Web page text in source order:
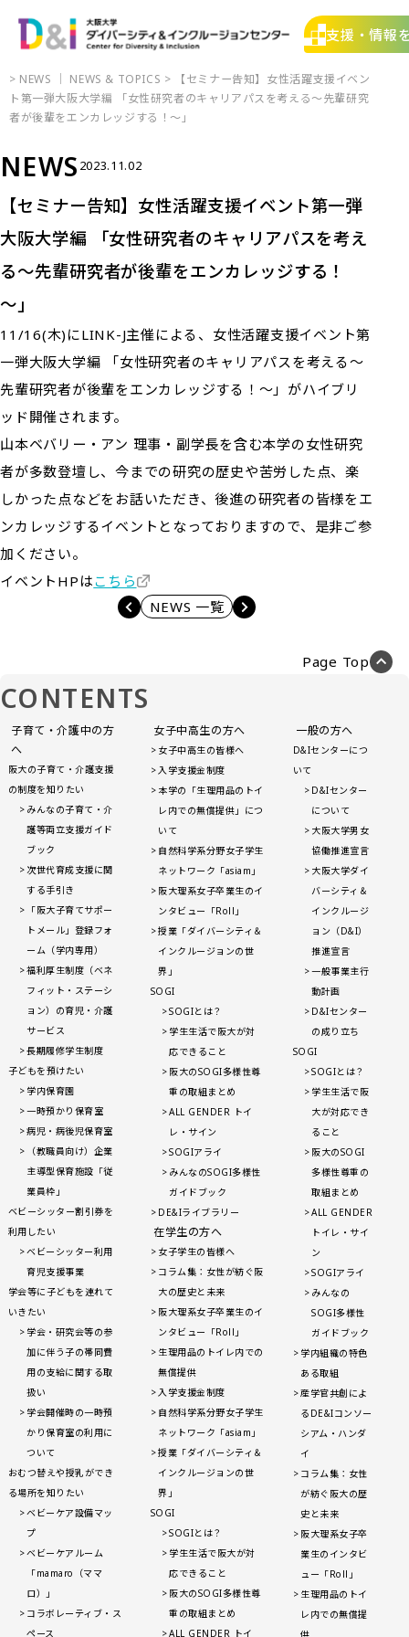
支援・情報
> NEWS NEWS & TOPICS > 【セミナー告知】女性活躍支援イベン
ト第一弾大阪大学編 「女性研究者のキャリアパスを考える～先輩研究
者が後輩をエンカレッジする！～」
NEWS 2023.11.02
【セミナー告知】女性活躍支援イベント第一弾
大阪大学編 「女性研究者のキャリアパスを考え
る～先輩研究者が後輩をエンカレッジする！
～」
11/16(木)にLINK-J主催による、女性活躍支援イベント第
一弾大阪大学編 「女性研究者のキャリアパスを考える～
先輩研究者が後輩をエンカレッジする！～」がハイブリ
ッド開催されます。
山本ベバリー・アン 理事・副学長を含む本学の女性研究
者が多数登壇し、今までの研究の歴史や苦労した点、楽
しかった点などをお話いただき、後進の研究者の皆様をエ
ンカレッジするイベントとなっておりますので、是非ご参
加ください。
イベントHPはこちら
NEWS 一覧
Page Top
CONTENTS
子育て・介護中の方
へ
阪大の子育て・介護支援
の制度を知りたい
みんなの子育て・介
護等両立支援ガイド
ブック
次世代育成支援に関
する手引き
「阪大子育てサポー
トメール」登録フォ
ーム（学内専用）
福利厚生制度（ベネ
フィット・ステーシ
ョン）の育児・介護
サービス
長期履修学生制度
子どもを預けたい
学内保育園
一時預かり保育室
病児・病後児保育室
（教職員向け）企業
主導型保育施設「従
業員枠」
ベビーシッター割引券を
利用したい
ベビーシッター利用
育児支援事業
学会等に子どもを連れて
いきたい
学会・研究会等の参
加に伴う子の帯同費
用の支給に関する取
扱い
学会開催時の一時預
かり保育室の利用に
ついて
おむつ替えや授乳ができ
る場所を知りたい
ベビーケア設備マッ
プ
ベビーケアルーム
「mamaro（ママ
ロ）」
コラボレーティブ・ス
ペース
女子中高生の方へ
女子中高生の皆様へ
入学支援金制度
本学の「生理用品のトイ
レ内での無償提供」につ
いて
自然科学系分野女子学生
ネットワーク「asiam」
阪大理系女子卒業生のイ
ンタビュー「Roll」
授業「ダイバーシティ＆
インクルージョンの世
界」
SOGI
SOGIとは？
学生生活で阪大が対
応できること
阪大のSOGI多様性尊
重の取組まとめ
ALL GENDER トイ
レ・サイン
SOGIアライ
みんなのSOGI多様性
ガイドブック
DE&Iライブラリー
在学生の方へ
女子学生の皆様へ
コラム集：女性が紡ぐ阪
大の歴史と未来
阪大理系女子卒業生のイ
ンタビュー「Roll」
生理用品のトイレ内での
無償提供
入学支援金制度
自然科学系分野女子学生
ネットワーク「asiam」
授業「ダイバーシティ＆
インクルージョンの世
界」
SOGI
SOGIとは？
学生生活で阪大が対
応できること
阪大のSOGI多様性尊
重の取組まとめ
ALL GENDER トイ
一般の方へ
D&Iセンターにつ
いて
D&Iセンター
について
大阪大学男女
協働推進宣言
大阪大学ダイ
バーシティ＆
インクルージ
ョン（D&I）
推進宣言
一般事業主行
動計画
D&Iセンター
の成り立ち
SOGI
SOGIとは？
学生生活で阪
大が対応でき
ること
阪大のSOGI
多様性尊重の
取組まとめ
ALL GENDER
トイレ・サイ
ン
SOGIアライ
みんなの
SOGI多様性
ガイドブック
学内組織の特色
ある取組
産学官共創によ
るDE&Iコンソー
シアム・ハンダ
イ
コラム集：女性
が紡ぐ阪大の歴
史と未来
阪大理系女子卒
業生のインタビ
ュー「Roll」
生理用品のトイ
レ内での無償提
供